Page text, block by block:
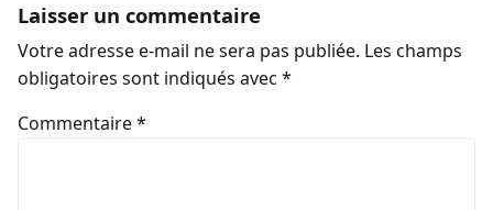
Laisser un commentaire
Votre adresse e-mail ne sera pas publiée. Les champs
obligatoires sont indiqués avec *
Commentaire*